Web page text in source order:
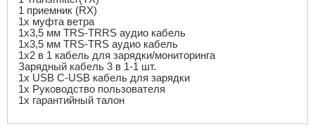
1 приемник (RX)
1x муфта ветра
1x3,5 мм TRS-TRRS аудио кабель
1x3,5 мм TRS-TRS аудио кабель
1x2 в 1 кабель для зарядки/мониторинга
Зарядный кабель 3 в 1-1 шт.
1x USB C-USB кабель для зарядки
1x Руководство пользователя
1x гарантийный талон